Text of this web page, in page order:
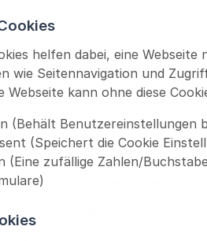
o. ä. bis zu 100 %
Mehrfamilienwohnhäuser
Einfamilienwohnhaus, wobei
der Grundfläche pro
% der Grundfläche
helfen dabei, eine
wie Seitennavigation und
Webseite kann ohne diese
(Behält Benutzereinstellungen
(Speichert die Cookie
(Eine zufällige Zahlen/